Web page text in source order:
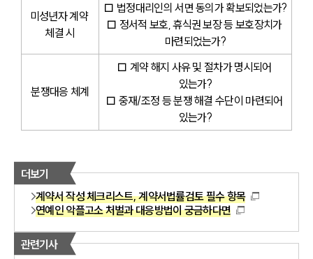
미성년자 계약
체결 시
□ 법정대리인의 서면 동의가 확보되었는가?
□ 정서적 보호, 휴식권 보장 등 보호장치가
마련되었는가?
분쟁대응 체계
□ 계약 해지 사유 및 절차가 명시되어
있는가?
□ 중재/조정 등 분쟁 해결 수단이 마련되어
있는가?
더보기
계약서 작성 체크리스트, 계약서법률검토 필수 항목
연예인 악플고소 처벌과 대응방법이 궁금하다면
관련기사